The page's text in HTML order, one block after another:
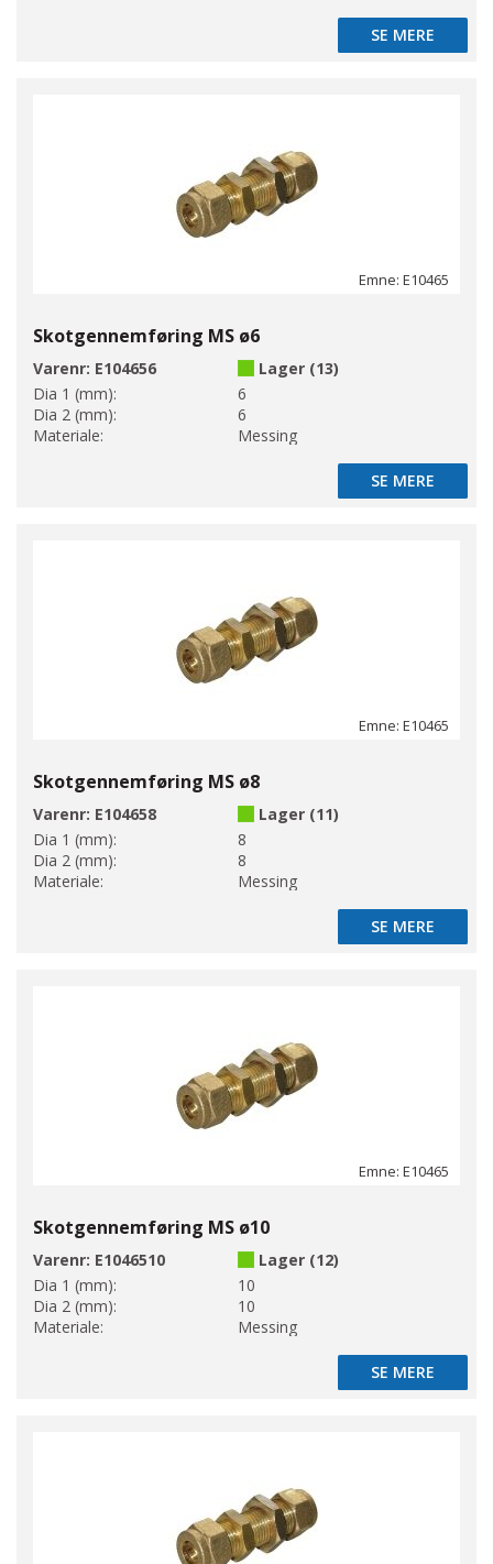
SE MERE
SE MERE
Emne: E10465
Skotgennemføring MS ø6
Varenr: E104656
Lager (13)
Dia 1 (mm):
6
Dia 2 (mm):
6
Materiale:
Messing
SE MERE
SE MERE
Emne: E10465
Skotgennemføring MS ø8
Varenr: E104658
Lager (11)
Dia 1 (mm):
8
Dia 2 (mm):
8
Materiale:
Messing
SE MERE
SE MERE
Emne: E10465
Skotgennemføring MS ø10
Varenr: E1046510
Lager (12)
Dia 1 (mm):
10
Dia 2 (mm):
10
Materiale:
Messing
SE MERE
SE MERE